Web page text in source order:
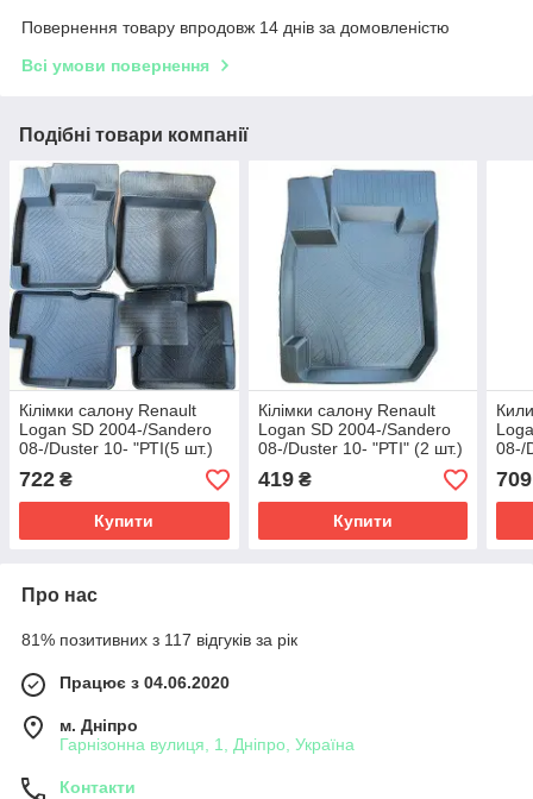
Повернення товару впродовж 14 днів за домовленістю
Всі умови повернення
Подібні товари компанії
Кілімки салону Renault
Logan SD 2004-/Sandero
08-/Duster 10- "РТІ(5 шт.)
722 ₴
Купити
Кілімки салону Renault
Logan SD 2004-/Sandero
08-/Duster 10- "РТІ" (2 шт.)
419₴
Купити
08-/
709
Про нас
81% позитивних з 117 відгуків за рік
Працює з 04.06.2020
м. Дніпро
Гарнізонна вулиця, 1, Дніпро, Україна
Контакти